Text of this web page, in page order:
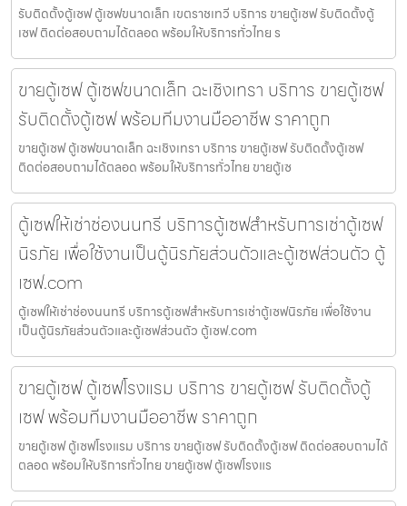
รับติดตั้งตู้เซฟ ตู้เซฟขนาดเล็ก เขตราชเทวี บริการ ขายตู้เซฟ รับติดตั้งตู้
เซฟ ติดต่อสอบถามได้ตลอด พร้อมให้บริการทั่วไทย ร
ขายตู้เซฟ ตู้เซฟขนาดเล็ก ฉะเชิงเทรา บริการ ขายตู้เซฟ
รับติดตั้งตู้เซฟ พร้อมทีมงานมืออาชีพ ราคาถูก
ขายตู้เซฟ ตู้เซฟขนาดเล็ก ฉะเชิงเทรา บริการ ขายตู้เซฟ รับติดตั้งตู้เซฟ
ติดต่อสอบถามได้ตลอด พร้อมให้บริการทั่วไทย ขายตู้เซ
ตู้เซฟให้เช่าช่องนนทรี บริการตู้เซฟสำหรับการเช่าตู้เซฟ
นิรภัย เพื่อใช้งานเป็นตู้นิรภัยส่วนตัวและตู้เซฟส่วนตัว ตู้
เซฟ.com
ตู้เซฟให้เช่าช่องนนทรี บริการตู้เซฟสำหรับการเช่าตู้เซฟนิรภัย เพื่อใช้งาน
เป็นตู้นิรภัยส่วนตัวและตู้เซฟส่วนตัว ตู้เซฟ.com
ขายตู้เซฟ ตู้เซฟโรงแรม บริการ ขายตู้เซฟ รับติดตั้งตู้
เซฟ พร้อมทีมงานมืออาชีพ ราคาถูก
ขายตู้เซฟ ตู้เซฟโรงแรม บริการ ขายตู้เซฟ รับติดตั้งตู้เซฟ ติดต่อสอบถามได้
ตลอด พร้อมให้บริการทั่วไทย ขายตู้เซฟ ตู้เซฟโรงแร